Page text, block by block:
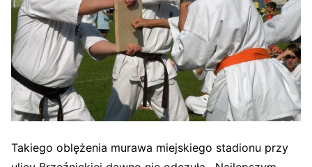
Takiego oblężenia murawa miejskiego stadionu przy